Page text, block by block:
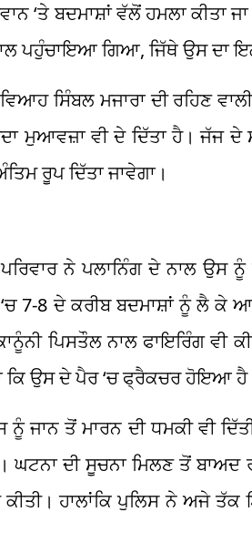
‘ਤੇ ਬਦਮਾਸ਼ਾਂ ਵੱਲੋਂ ਹਮਲਾ ਕੀਤਾ
ਪਹੁੰਚਾਇਆ ਗਿਆ, ਜਿੱਥੇ ਉਸ ਦਾ
ਸਿੰਬਲ ਮਜਾਰਾ ਦੀ ਰਹਿਣ
ਮੁਆਵਜ਼ਾ ਵੀ ਦੇ ਦਿੱਤਾ ਹੈ। ਜੱਜ
ਰੂਪ ਦਿੱਤਾ ਜਾਵੇਗਾ।
ਨੇ ਪਲਾਨਿੰਗ ਦੇ ਨਾਲ ਉਸ
7-8 ਦੇ ਕਰੀਬ ਬਦਮਾਸ਼ਾਂ ਨੂੰ ਲੈ ਕੇ
ਪਿਸਤੌਲ ਨਾਲ ਫਾਇਰਿੰਗ ਵੀ
ਉਸ ਦੇ ਪੈਰ ‘ਚ ਫ੍ਰੈਕਚਰ ਹੋਇਆ
ਤੋਂ ਮਾਰਨ ਦੀ ਧਮਕੀ ਵੀ
ਦੀ ਸੂਚਨਾ ਮਿਲਣ ਤੋਂ ਬਾਅਦ
ਕੀਤੀ। ਹਾਲਾਂਕਿ ਪੁਲਿਸ ਨੇ ਅਜੇ